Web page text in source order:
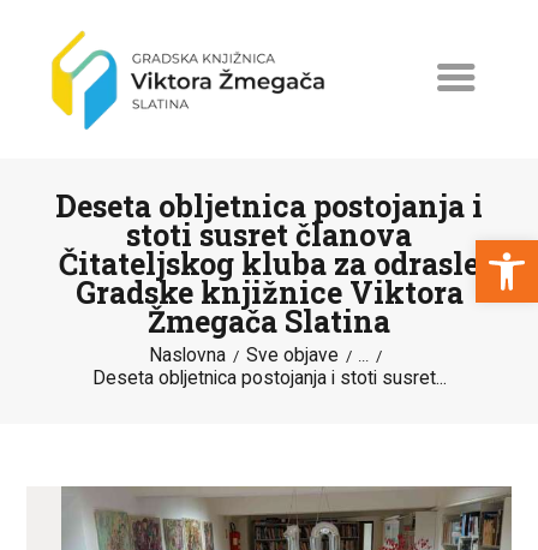
Open toolbar
Deseta obljetnica postojanja i
stoti susret članova
Čitateljskog kluba za odrasle
Gradske knjižnice Viktora
Žmegača Slatina
Naslovna Sve objave ...
Deseta obljetnica postojanja i stoti susret...
NASLOVNA
NOVOSTI
ERASMUS+
O KNJIŽNICI